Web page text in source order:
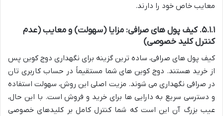
معایب خاص خود را دارند.
۵.۱.۱. کیف پول های صرافی: مزایا (سهولت) و معایب (عدم
کنترل کلید خصوصی)
کیف پول های صرافی، ساده ترین گزینه برای نگهداری دوج کوین پس
از خرید هستند. دوج کوین های شما مستقیماً در حساب کاربری تان
در صرافی نگهداری می شوند. مزیت اصلی این روش، سهولت استفاده
و دسترسی سریع به دارایی ها برای خرید و فروش است. با این حال،
عیب بزرگ آن این است که شما کنترل کامل بر کلیدهای خصوصی